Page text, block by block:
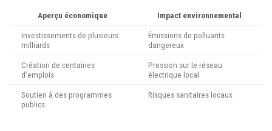
Aperçu économique Impact environnemental
Investissements de plusieurs
milliards
Émissions de polluants
dangereux
Création de centaines
d’emplois
Pression sur le réseau
électrique local
Soutien à des programmes
publics
Risques sanitaires locaux